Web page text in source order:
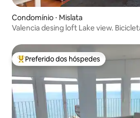
Condomínio ⋅ Mislata
Valencia desing loft Lake view.
Entre os melhores preferidos dos
Preferido dos hóspedes